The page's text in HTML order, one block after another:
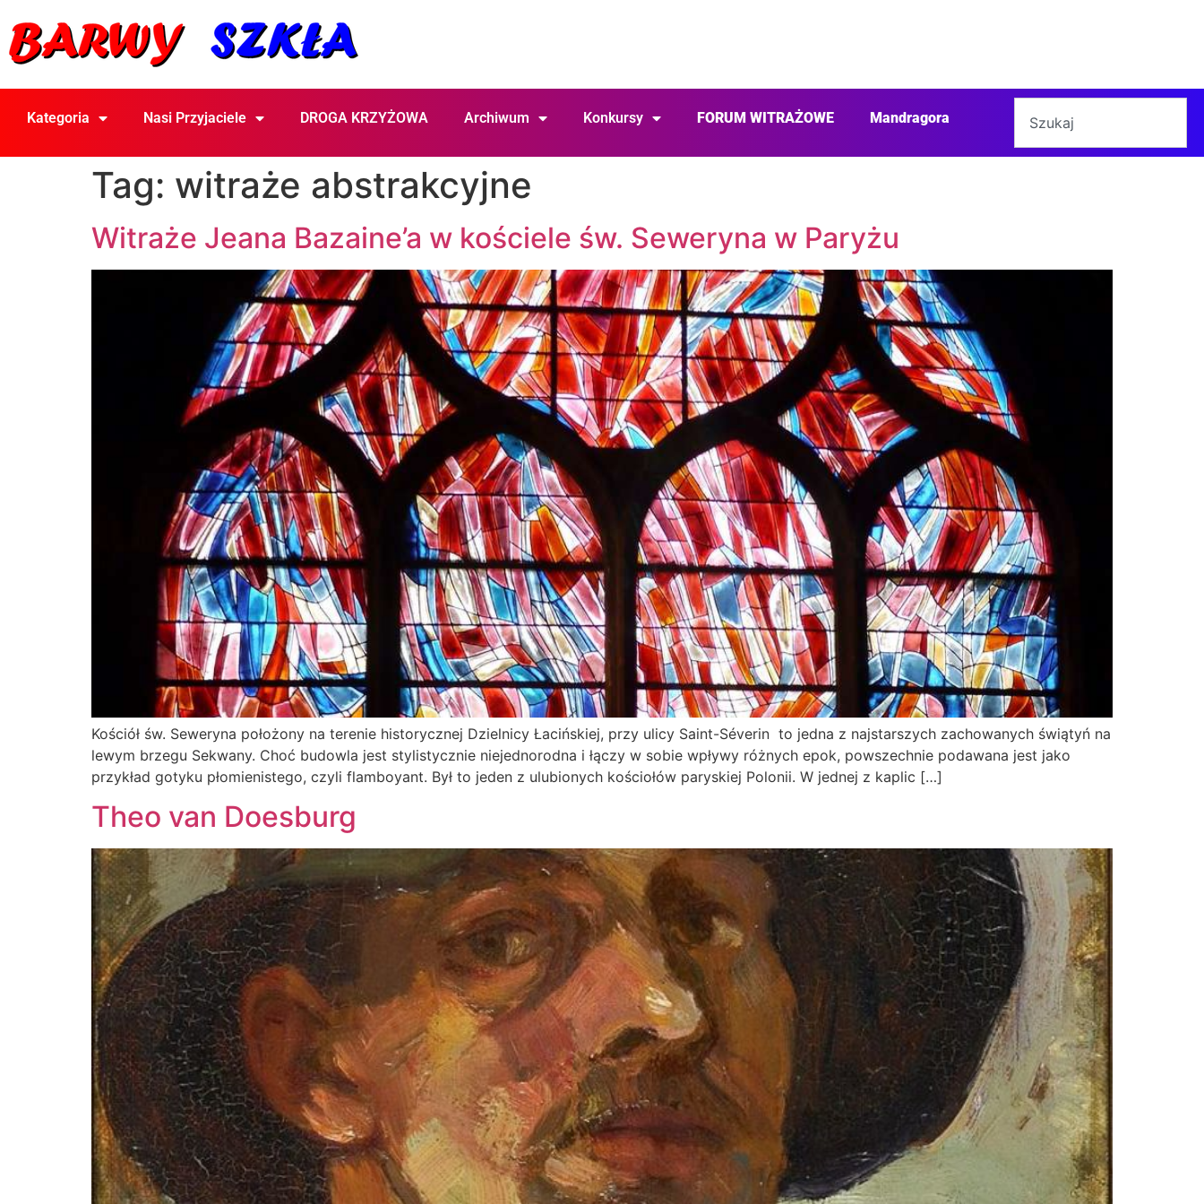
Kategoria Nasi Przyjaciele DROGA KRZYŻOWA Archiwum Konkursy FORUM WITRAŻOWE Mandragora
Tag: witraże abstrakcyjne
Witraże Jeana Bazaine’a w kościele św. Seweryna w Paryżu
Kościół św. Seweryna położony na terenie historycznej Dzielnicy Łacińskiej, przy ulicy Saint-Séverin to jedna z najstarszych zachowanych świątyń na
lewym brzegu Sekwany. Choć budowla jest stylistycznie niejednorodna i łączy w sobie wpływy różnych epok, powszechnie podawana jest jako
przykład gotyku płomienistego, czyli flamboyant. Był to jeden z ulubionych kościołów paryskiej Polonii. W jednej z kaplic […]
Theo van Doesburg